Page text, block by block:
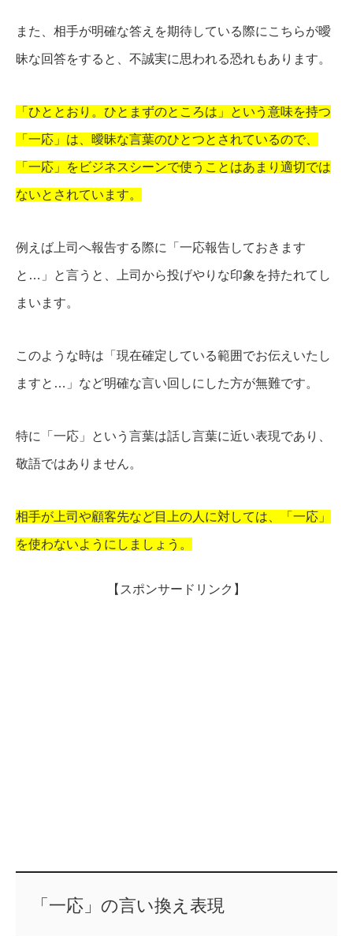
また、相手が明確な答えを期待している際にこちらが曖
昧な回答をすると、不誠実に思われる恐れもあります。
「ひととおり。ひとまずのところは」という意味を持つ
「一応」は、曖昧な言葉のひとつとされているので、
「一応」をビジネスシーンで使うことはあまり適切では
ないとされています。
例えば上司へ報告する際に「一応報告しておきます
と…」と言うと、上司から投げやりな印象を持たれてし
まいます。
このような時は「現在確定している範囲でお伝えいたし
ますと…」など明確な言い回しにした方が無難です。
特に「一応」という言葉は話し言葉に近い表現であり、
敬語ではありません。
相手が上司や顧客先など目上の人に対しては、「一応」
を使わないようにしましょう。
【スポンサードリンク】
「一応」の言い換え表現